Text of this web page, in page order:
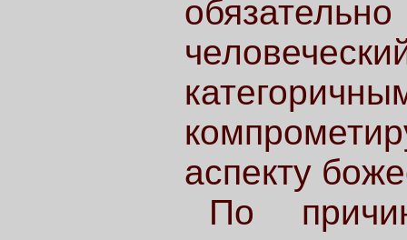
аспекту
По